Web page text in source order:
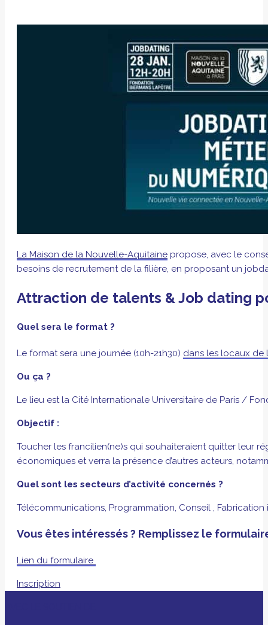
La Maison de la Nouvelle-Aquitaine propose, avec le
besoins de recrutement de la filière, en proposant un
Attraction de talents & Job dating
Quel sera le format ?
Le format sera une journée (10h-21h30) dans les locaux de
Ou ça ?
Le lieu est la Cité Internationale Universitaire de Paris /
Objectif :
Toucher les francilien(ne)s qui souhaiteraient quitter leur
économiques et verra la présence d’autres acteurs,
Quel sont les secteurs d’activité concernés ?
Télécommunications, Programmation, Conseil ,
Vous êtes intéressés ? Remplissez le
Lien du formulaire
Inscription